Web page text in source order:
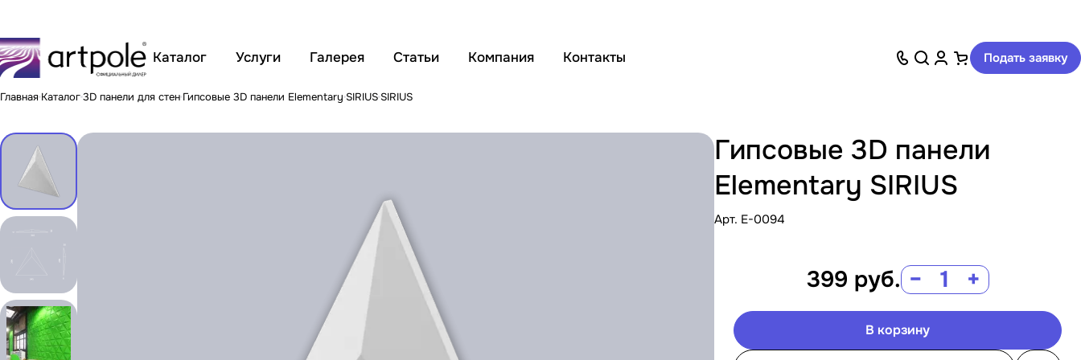
Каталог Услуги Галерея Статьи Компания Контакты Подать заявку
Главная Каталог3D панели для стен Гипсовые 3D панели Elementary SIRIUS SIRIUS
Гипсовые 3D панели
Elementary SIRIUS
Арт. E-0094
399 руб. − +
В корзину